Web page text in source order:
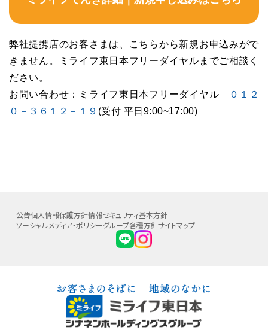
弊社提携店のお客さまは、こちらから新規お申込みがで
きません。ミライフ東日本フリーダイヤルまでご相談く
ださい。
お問い合わせ：ミライフ東日本フリーダイヤル
０１２
０－３６１２－１９ (受付 平日9:00~17:00)
公告個人情報保護方針情報セキュリティ基本方針
ソーシャルメディア・ポリシーグループ各種方針サイトマップ